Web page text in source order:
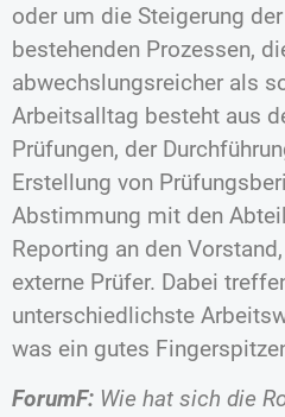
oder um die Steigerung
bestehenden Prozessen,
abwechslungsreicher als
Arbeitsalltag besteht aus
Prüfungen, der
Erstellung von
Abstimmung mit den
Reporting an den
externe Prüfer. Dabei
unterschiedlichste
was ein gutes
ForumF: Wie hat sich die